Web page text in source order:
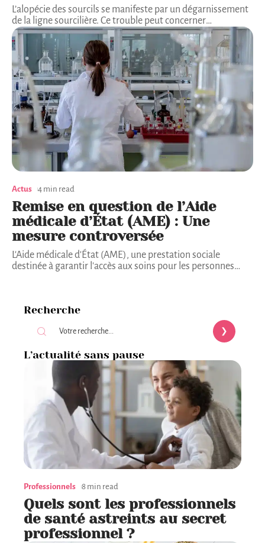
L’alopécie des sourcils se manifeste par un dégarnissement
de la ligne sourcilière. Ce trouble peut concerner…
Actus 4 min read
Remise en question de l’Aide
médicale d’État (AME) : Une
mesure controversée
L'Aide médicale d'État (AME), une prestation sociale
destinée à garantir l'accès aux soins pour les personnes…
Recherche
L’actualité sans pause
Professionnels 8 min read
Quels sont les professionnels
de santé astreints au secret
professionnel ?